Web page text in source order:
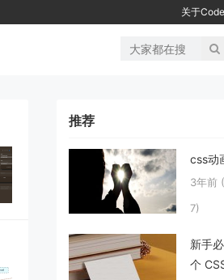
关于
推荐
css动
3年前
7)
新手
个